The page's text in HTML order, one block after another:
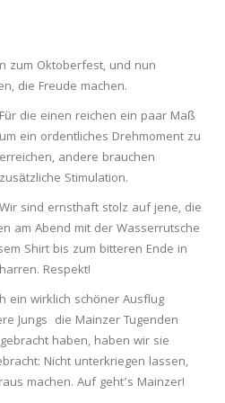
zum Oktoberfest, und nun
die Freude machen.
Für die einen reichen ein paar Maß
um ein ordentliches Drehmoment zu
erreichen, andere brauchen
zusätzliche Stimulation.
Wir sind ernsthaft stolz auf jene, die
am Abend mit der Wasserrutsche
Shirt bis zum bitteren Ende in
Respekt!
ein wirklich schöner Ausflug
Jungs die Mainzer Tugenden
haben, haben wir sie
Nicht unterkriegen lassen,
machen. Auf geht’s Mainzer!